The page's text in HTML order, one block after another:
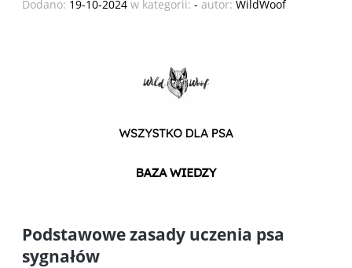
Dodano: 19-10-2024 w kategorii: - autor: WildWoof
Podstawowe zasady uczenia psa
sygnałów